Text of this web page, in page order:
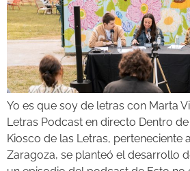
Yo es que soy de letras con Marta
Letras Podcast en directo Dentro
Kiosco de las Letras, perteneciente
Zaragoza, se planteó el desarrollo